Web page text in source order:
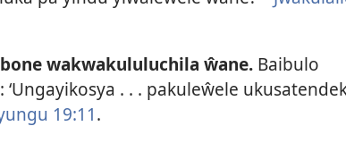
wakwakululuchila ŵane. Baibulo
. . . pakuleŵele
19:11.